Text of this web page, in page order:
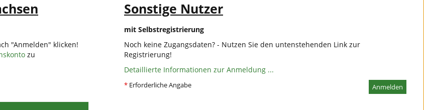
"Anmelden" klicken!
zu
Sonstige Nutzer
mit Selbstregistrierung
Noch keine Zugangsdaten? - Nutzen Sie den untenstehenden Link zur
Registrierung!
Detaillierte Informationen zur Anmeldung ...
Anmelden
* Erforderliche Angabe